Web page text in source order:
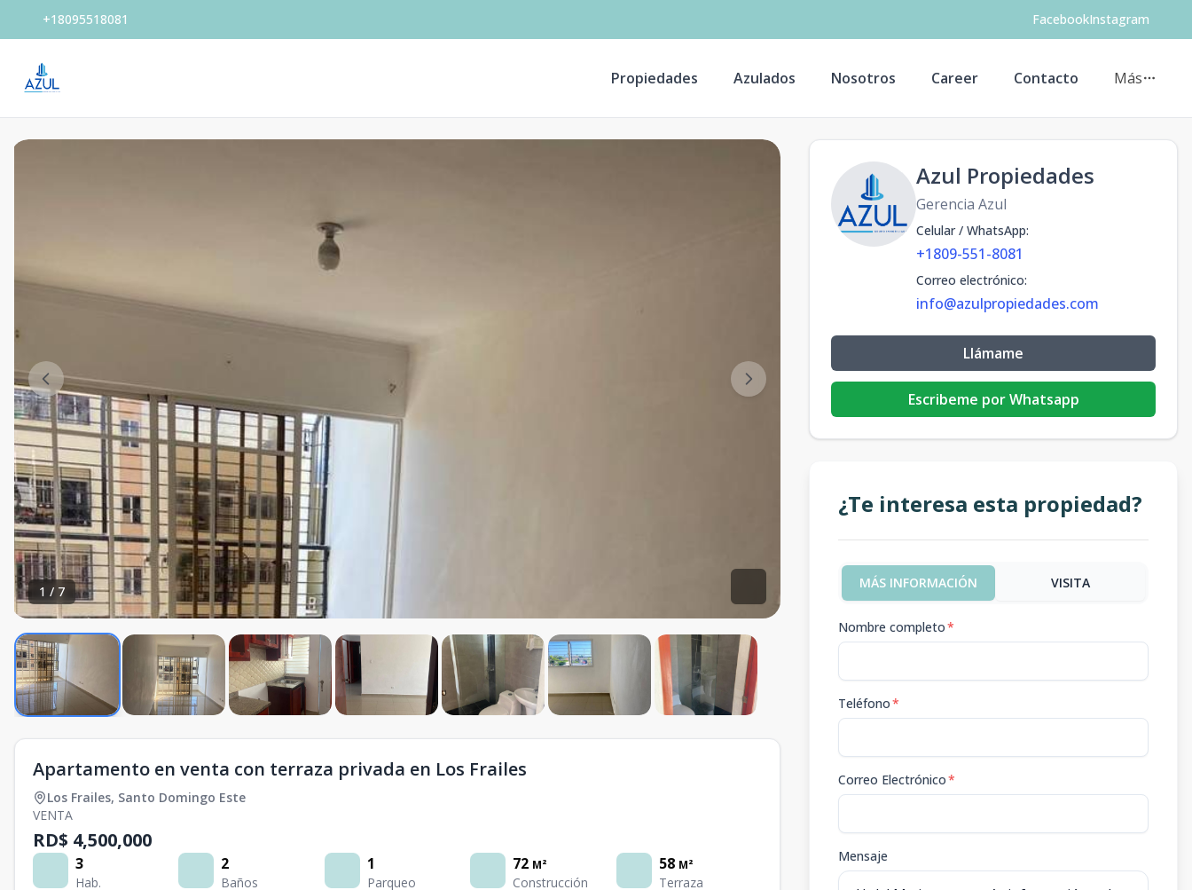
+18095518081 FacebookInstagram
Propiedades Azulados Nosotros Career Contacto Más
1 / 7
Apartamento en venta con terraza privada en Los Frailes
Los Frailes, Santo Domingo Este
VENTA
RD$ 4,500,000
3
Hab.
2
Baños
1
Parqueo
72 M²
Construcción
58 M²
Terraza
Azul Propiedades
Gerencia Azul
Celular / WhatsApp:
+1809-551-8081
Correo electrónico:
info@azulpropiedades.com
Llámame
Escribeme por Whatsapp
¿Te interesa esta propiedad?
MÁS INFORMACIÓN VISITA
Nombre completo*
Teléfono*
Correo Electrónico*
Mensaje